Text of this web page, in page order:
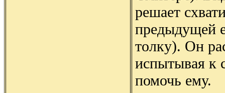
решает
предыдущей
толку). Он
испытывая к
помочь ему.